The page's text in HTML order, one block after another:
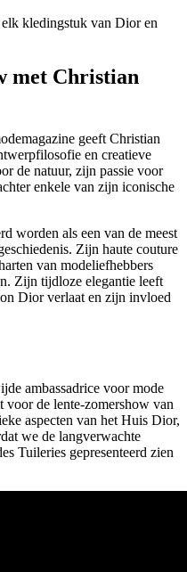
kledingstuk van Dior en
met Christian
geeft Christian
en creatieve
de natuur, zijn passie voor
enkele van zijn iconische
worden als een van de meest
Zijn haute couture
van modeliefhebbers
Zijn tijdloze elegantie leeft
Dior verlaat en zijn invloed
ambassadrice voor mode
voor de lente-zomershow van
aspecten van het Huis Dior,
we de langverwachte
Tuileries gepresenteerd zien